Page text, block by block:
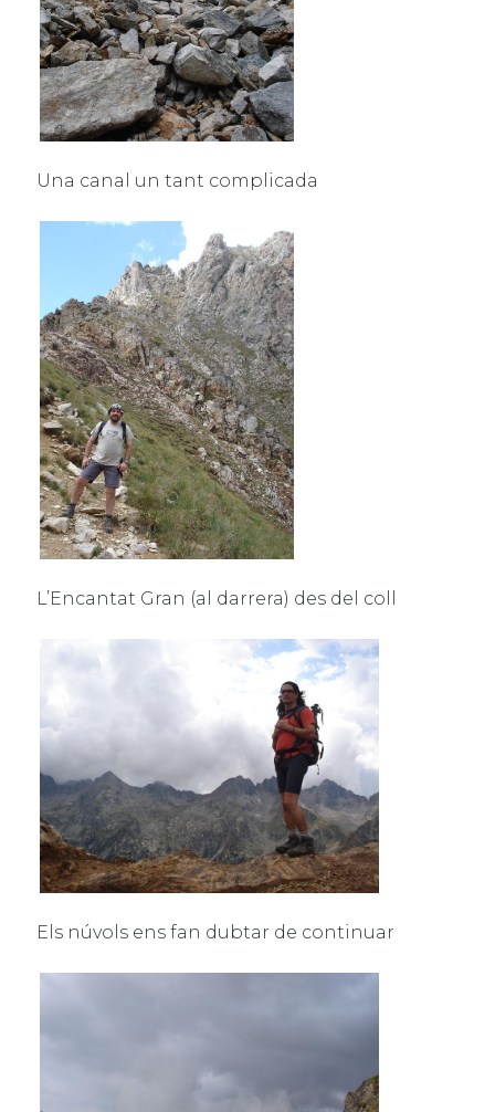
Una canal un tant complicada
L’Encantat Gran (al darrera) des del coll
Els núvols ens fan dubtar de continuar